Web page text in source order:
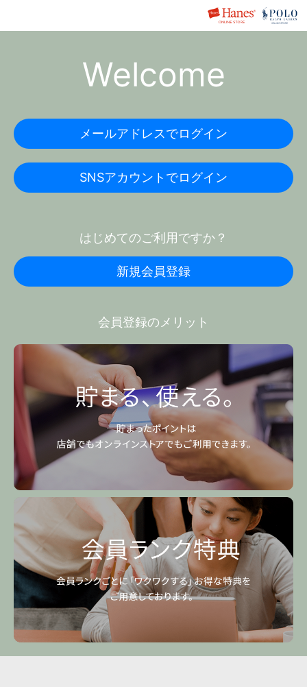
Welcome
メールアドレスでログイン
SNSアカウントでログイン
はじめてのご利用ですか？
新規会員登録
会員登録のメリット